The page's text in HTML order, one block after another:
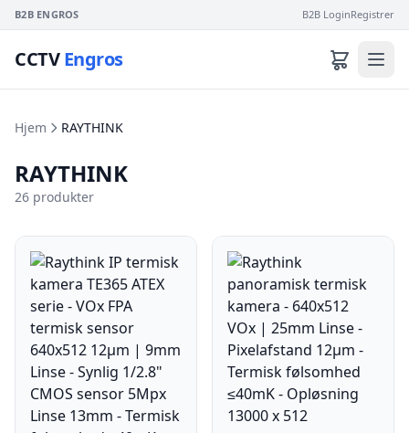
B2B ENGROS B2B LoginRegistrer
CCTVEngros
Hjem RAYTHINK
RAYTHINK
26 produkter